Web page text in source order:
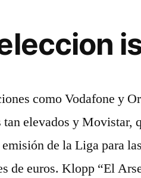
como Vodafone y
elevados y Movistar,
de la Liga para
de euros. Klopp “El